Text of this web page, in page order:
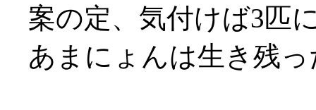
案の定、気付けば3匹
あまにょんは生き残